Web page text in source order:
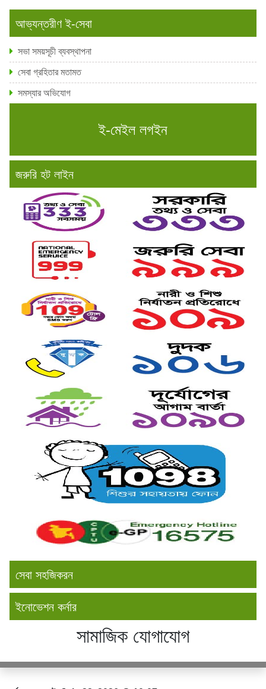
আভ্যন্তরীণ ই-সেবা
সভা সময়সূচী ব্যবস্থাপনা
সেবা গ্রহিতার মতামত
সমস্যার অভিযোগ
ই-মেইল লগইন
জরুরি হট লাইন
সেবা সহজিকরন
ইনোভেশন কর্নার
সামাজিক যোগাযোগ